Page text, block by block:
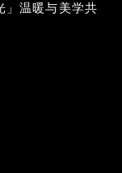
」温暖与美学共